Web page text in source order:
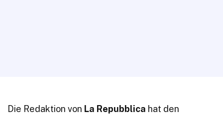
Die Redaktion von La Repubblica hat den